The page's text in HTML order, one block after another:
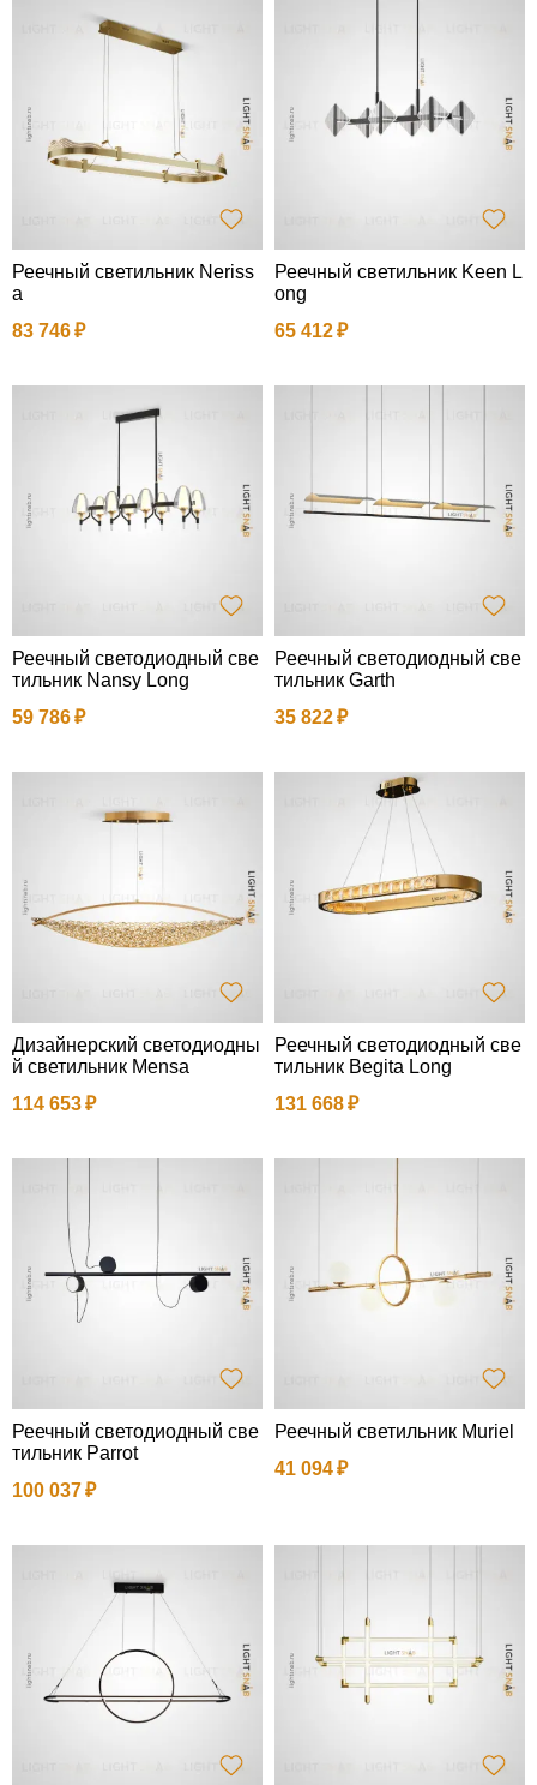
Реечный светильник Neriss
a
83 746
Реечный светильник Keen L
ong
65 412
Реечный светодиодный све
тильник Nansy Long
59 786
Реечный светодиодный све
тильник Garth
35 822
Дизайнерский светодиодны
й светильник Mensa
114 653
Реечный светодиодный све
тильник Begita Long
131 668
Реечный светодиодный све
тильник Parrot
100 037
Реечный светильник Muriel
41 094